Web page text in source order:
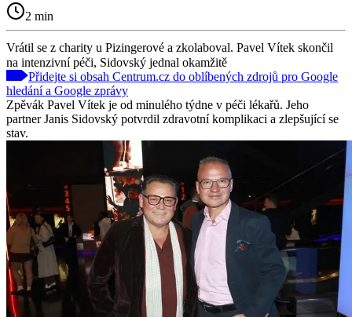
2 min
Vrátil se z charity u Pizingerové a zkolaboval. Pavel Vítek skončil
na intenzivní péči, Sidovský jednal okamžitě
Přidejte si obsah Centrum.cz do oblíbených zdrojů pro Google
hledání a Google zprávy
Zpěvák Pavel Vítek je od minulého týdne v péči lékařů. Jeho
partner Janis Sidovský potvrdil zdravotní komplikaci a zlepšující se
stav.